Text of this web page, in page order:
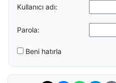
Kullanıcı adı:
Parola:
Beni hatırla